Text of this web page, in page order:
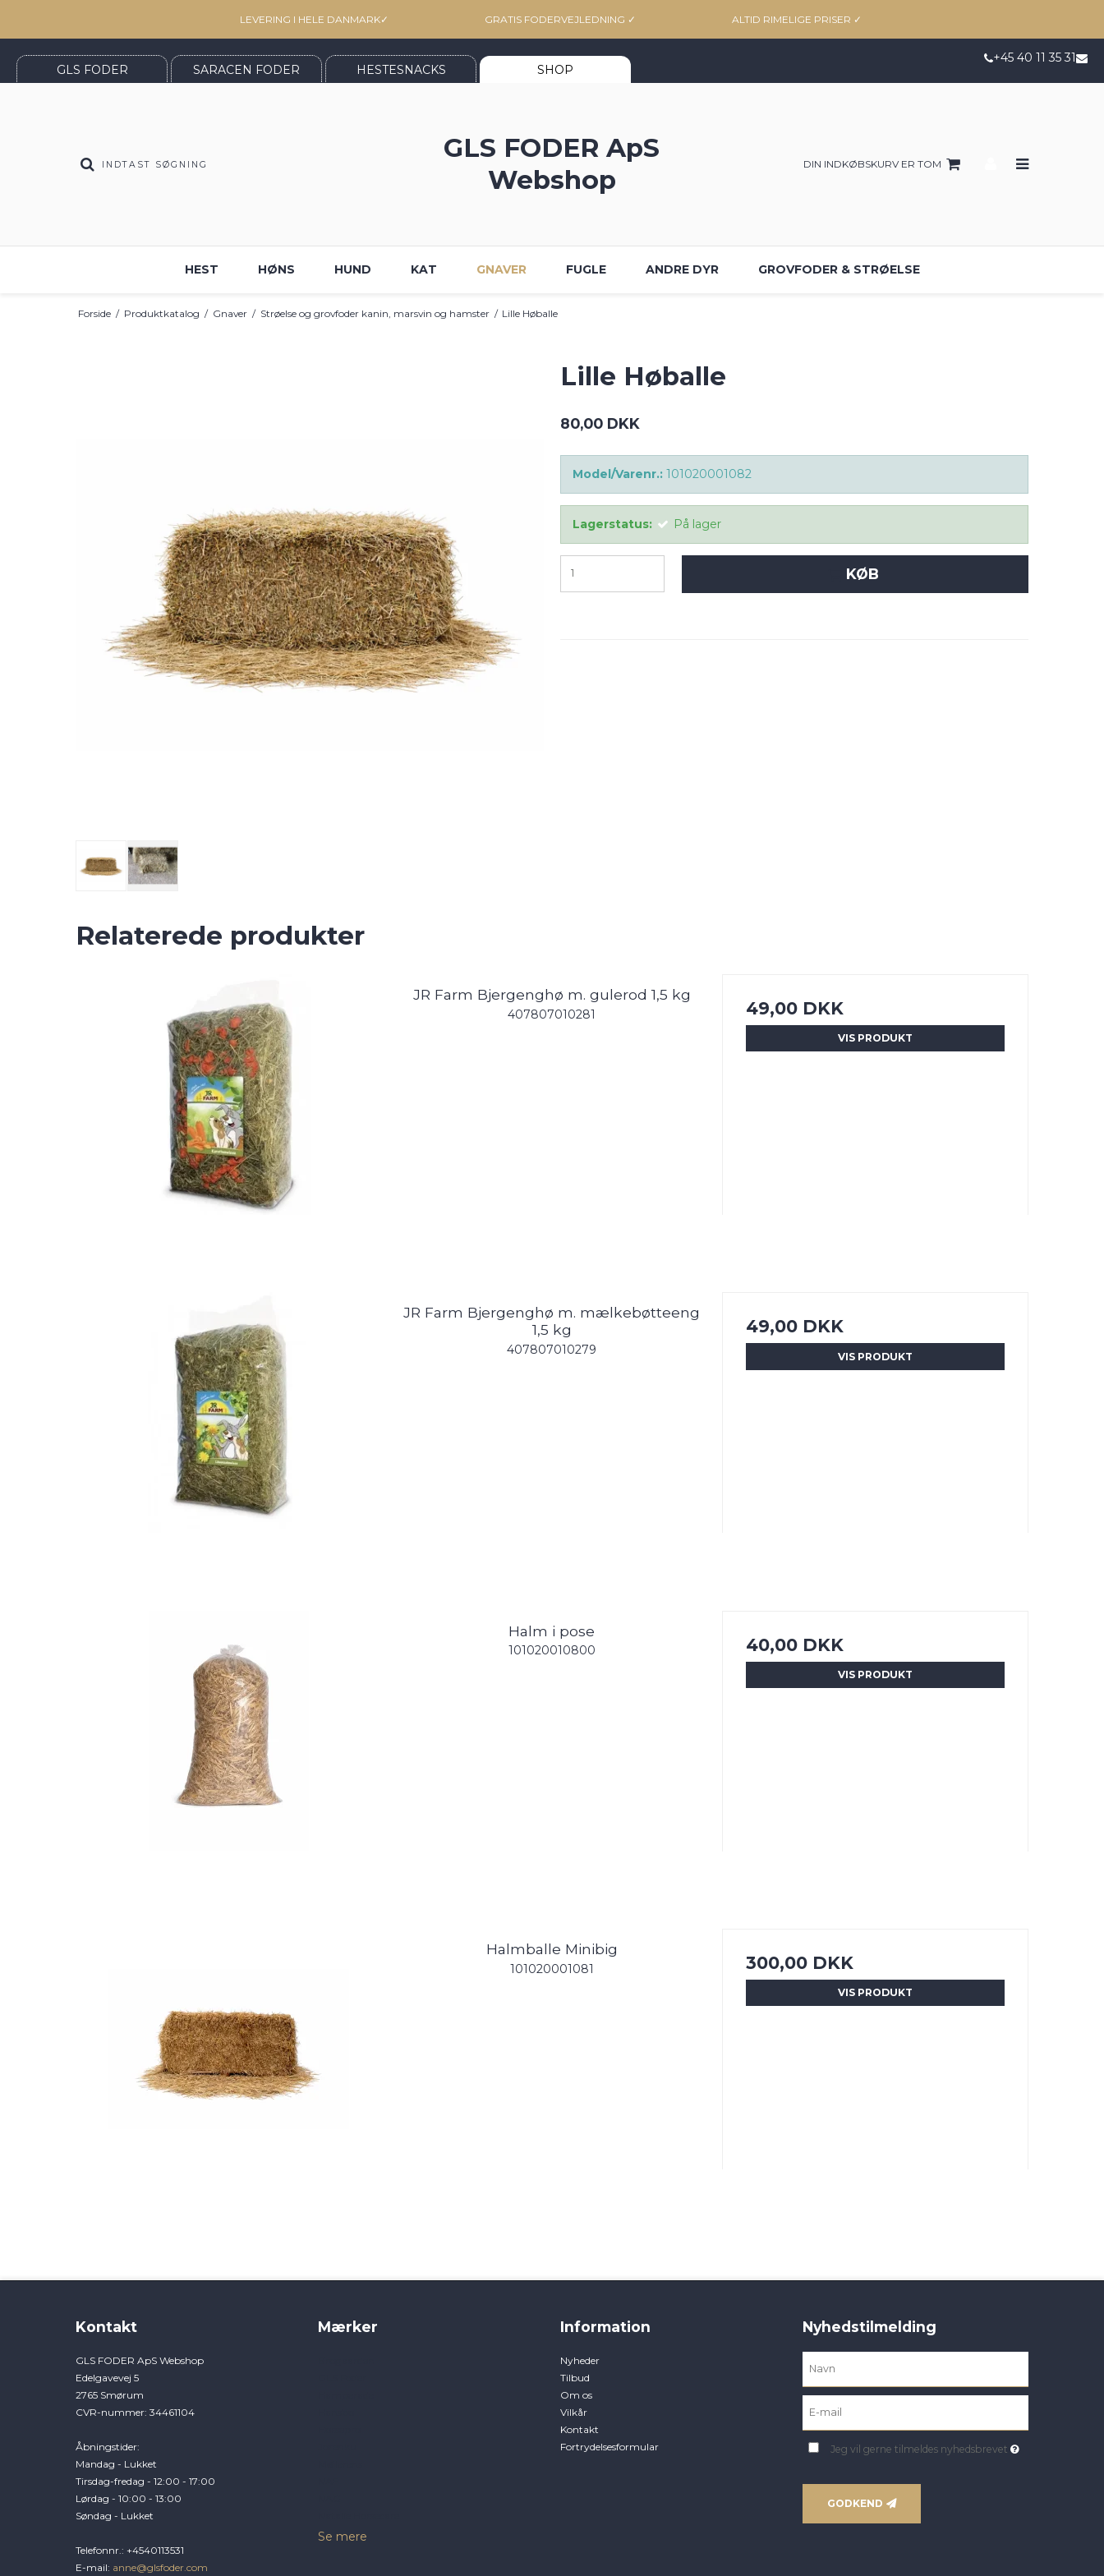
LEVERING I HELE DANMARK✓ GRATIS FODERVEJLEDNING ✓ ALTID RIMELIGE PRISER ✓
GLS FODER SARACEN FODER HESTESNACKS SHOP
+45 40 11 35 31
GLS FODER ApS
Webshop
DIN INDKØBSKURV ER TOM
HEST HØNS HUND KAT GNAVER FUGLE ANDRE DYR GROVFODER & STRØELSE
Forside / Produktkatalog / Gnaver / Strøelse og grovfoder kanin, marsvin og hamster / Lille Høballe
Lille Høballe
80,00 DKK
Model/Varenr.: 101020001082
Lagerstatus: På lager
KØB
Relaterede produkter
JR Farm Bjergenghø m. gulerod 1,5 kg
407807010281 49,00 DKK
VIS PRODUKT
JR Farm Bjergenghø m. mælkebøtteeng
1,5 kg
407807010279
49,00 DKK
VIS PRODUKT
Halm i pose
101020010800 40,00 DKK
VIS PRODUKT
Halmballe Minibig
101020001081 300,00 DKK
VIS PRODUKT
Kontakt
GLS FODER ApS Webshop
Edelgavevej 5
2765 Smørum
CVR-nummer: 34461104
Åbningstider:
Mandag - Lukket
Tirsdag-fredag - 12:00 - 17:00
Lørdag - 10:00 - 13:00
Søndag - Lukket
Telefonnr.: +4540113531
E-mail: anne@glsfoder.com
Mærker
Se mere
Information
Nyheder
Tilbud
Om os
Vilkår
Kontakt
Fortrydelsesformular
Nyhedstilmelding
Jeg vil gerne tilmeldes nyhedsbrevet
GODKEND